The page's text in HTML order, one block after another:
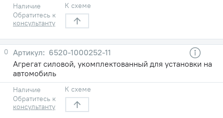
Наличие
Обратитесь к
консультанту
К схеме
0
6520-1000252-11
Агрегат силовой, укомплектованный для установки на
автомобиль
Наличие
Обратитесь к
консультанту
К схеме